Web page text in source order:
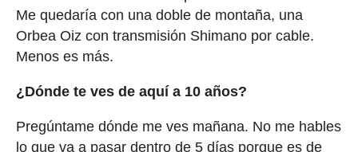
Me quedaría con una doble de montaña, una
Orbea Oiz con transmisión Shimano por cable.
Menos es más.
¿Dónde te ves de aquí a 10 años?
Pregúntame dónde me ves mañana. No me hables
lo que va a pasar dentro de 5 días porque es de